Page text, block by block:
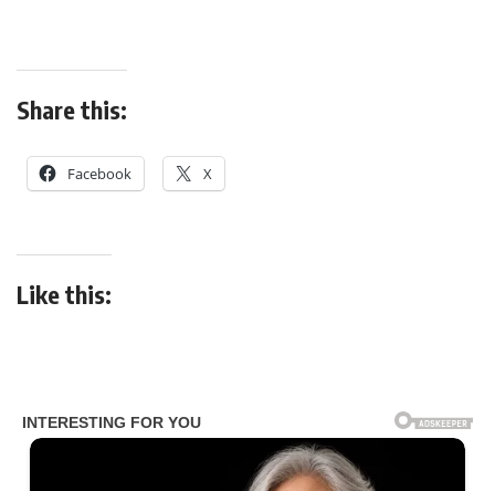
Share this:
Facebook X
Like this: